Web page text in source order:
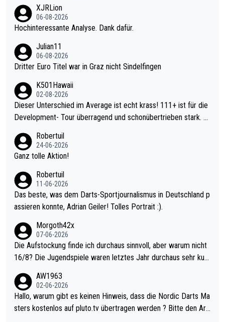
XJRLion
06-08-2026
Hochinteressante Analyse. Dank dafür.
Julian11
06-08-2026
Dritter Euro Titel war in Graz nicht Sindelfingen
K501Hawaii
02-08-2026
Dieser Unterschied im Average ist echt krass! 111+ ist für die
Development- Tour überragend und schonübertrieben stark. U
mal 40+ erst recht. Da gewinnst keinen Blumentopf - ist ja noc
h krasser wie ein Pokalspiel eines Kreisligisten vs einem Bund
Robertuil
24-06-2026
Ganz tolle Aktion!
Robertuil
11-06-2026
Das beste, was dem Darts-Sportjournalismus in Deutschland p
assieren konnte, Adrian Geiler! Tolles Portrait :).
Morgoth42x
07-06-2026
Die Aufstockung finde ich durchaus sinnvoll, aber warum nicht
16/8? Die Jugendspiele waren letztes Jahr durchaus sehr kurz
Allerdings ist Mitchell Lawrie als Nummer 1 der Welt eh qualifi
ziert. Somit ändert die automatische Qualifikation des Weltmei
sters erstmal nichts. Ich denke sie wollen damit für nächstes J
AW1963
02-06-2026
Hallo, warum gibt es keinen Hinweis, dass die Nordic Darts Ma
sters kostenlos auf pluto.tv übertragen werden ? Bitte den Arti